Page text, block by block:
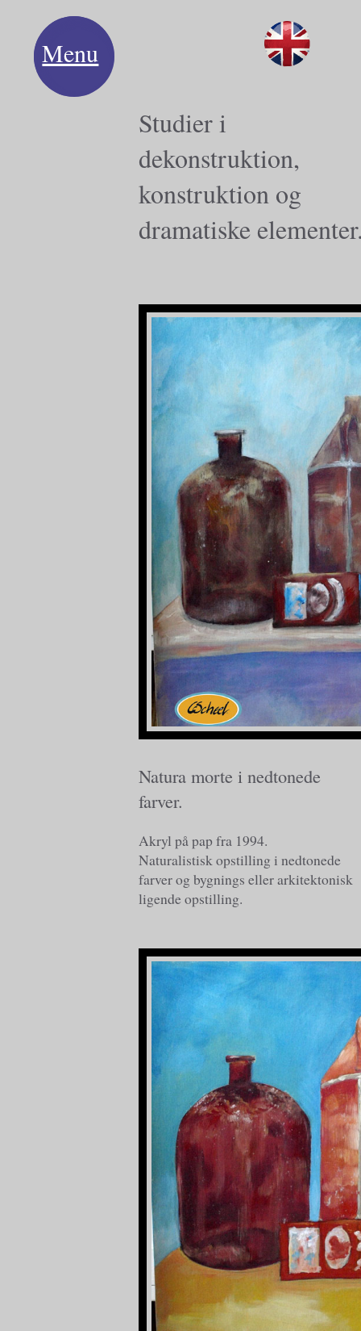
Menu
Studier i
dekonstruktion,
konstruktion og
dramatiske
Natura morte i nedtonede
farver.
Akryl på pap fra 1994.
Naturalistisk opstilling i nedtonede
farver og bygnings eller arkitektonisk
ligende opstilling.